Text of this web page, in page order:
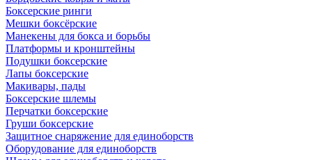
Боксерские ринги
Мешки боксёрские
Манекены для бокса и борьбы
Платформы и кронштейны
Подушки боксерские
Лапы боксерские
Макивары, пады
Боксерские шлемы
Перчатки боксерские
Груши боксерские
Защитное снаряжение для единоборств
Оборудование для единоборств